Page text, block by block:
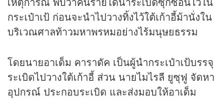
กระเป๋าเป้ ก่อนจะนำไปวางทิ้งไว้ใต้เก้าอี้ม้านั่งใน
บริเวณศาลท้าวมหาพรหมอย่างไร้มนุษยธรรม
โดยนายอาเด็ม คาราดัค เป็นผู้นำกระเป๋าเป้บรรจุ
ระเบิดไปวางใต้เก้าอี้ ส่วน นายไมไรลี ยูซุฟู จัดหา
อุปกรณ์ ประกอบระเบิด และส่งมอบให้อาเด็ม